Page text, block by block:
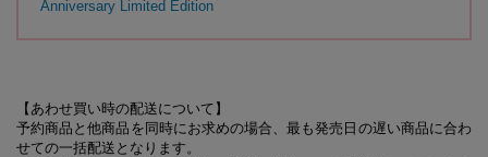
Anniversary Limited Edition
【あわせ買い時の配送について】
予約商品と他商品を同時にお求めの場合、最も発売日の遅い商品に合わ
せての一括配送となります。